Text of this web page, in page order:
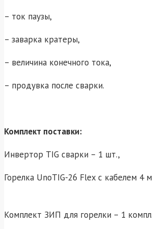
– ток паузы,
– заварка кратеры,
– величина конечного тока,
– продувка после сварки.
Комплект поставки:
Инвертор TIG сварки – 1 шт.,
Горелка UnoTIG-26 Flex с кабелем 4
Комплект ЗИП для горелки – 1